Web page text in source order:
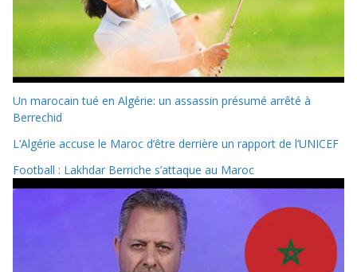
Un marocain tué en Algérie: un assassin présumé arrêté à
Berrechid
L’Algérie accuse le Maroc d’être derrière un rapport de l’UNICEF
Football : Lakhdar Berriche s’attaque au Maroc